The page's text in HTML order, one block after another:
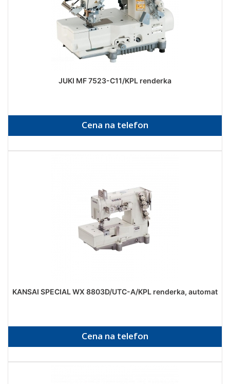
JUKI MF 7523-C11/KPL renderka
Cena na telefon
KANSAI SPECIAL WX 8803D/UTC-A/KPL renderka, automat
Cena na telefon